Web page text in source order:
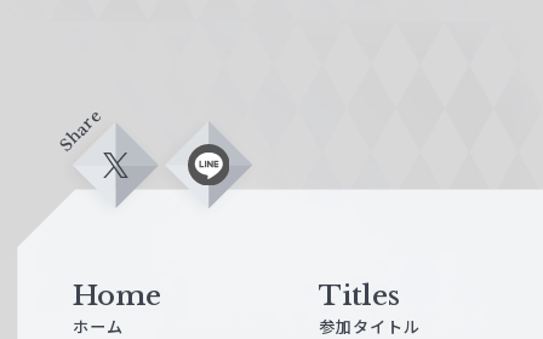
Share
X L
Home
ホーム
Titles
参加タイトル